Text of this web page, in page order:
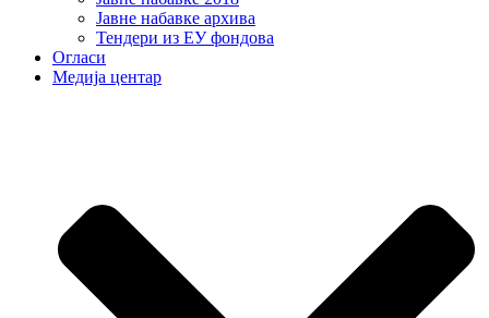
Јавне набавке архива
Тендери из ЕУ фондова
Огласи
Медија центар